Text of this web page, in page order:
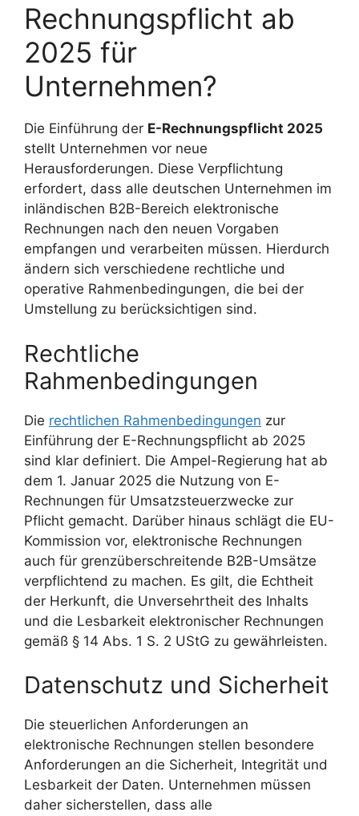
Rechnungspflicht ab
2025 für
Unternehmen?
Die Einführung der E-Rechnungspflicht 2025
stellt Unternehmen vor neue
Herausforderungen. Diese Verpflichtung
erfordert, dass alle deutschen Unternehmen im
inländischen B2B-Bereich elektronische
Rechnungen nach den neuen Vorgaben
empfangen und verarbeiten müssen. Hierdurch
ändern sich verschiedene rechtliche und
operative Rahmenbedingungen, die bei der
Umstellung zu berücksichtigen sind.
Rechtliche
Rahmenbedingungen
Die rechtlichen Rahmenbedingungen zur
Einführung der E-Rechnungspflicht ab 2025
sind klar definiert. Die Ampel-Regierung hat ab
dem 1. Januar 2025 die Nutzung von E-
Rechnungen für Umsatzsteuerzwecke zur
Pflicht gemacht. Darüber hinaus schlägt die EU-
Kommission vor, elektronische Rechnungen
auch für grenzüberschreitende B2B-Umsätze
verpflichtend zu machen. Es gilt, die Echtheit
der Herkunft, die Unversehrtheit des Inhalts
und die Lesbarkeit elektronischer Rechnungen
gemäß § 14 Abs. 1 S. 2 UStG zu gewährleisten.
Datenschutz und Sicherheit
Die steuerlichen Anforderungen an
elektronische Rechnungen stellen besondere
Anforderungen an die Sicherheit, Integrität und
Lesbarkeit der Daten. Unternehmen müssen
daher sicherstellen, dass alle